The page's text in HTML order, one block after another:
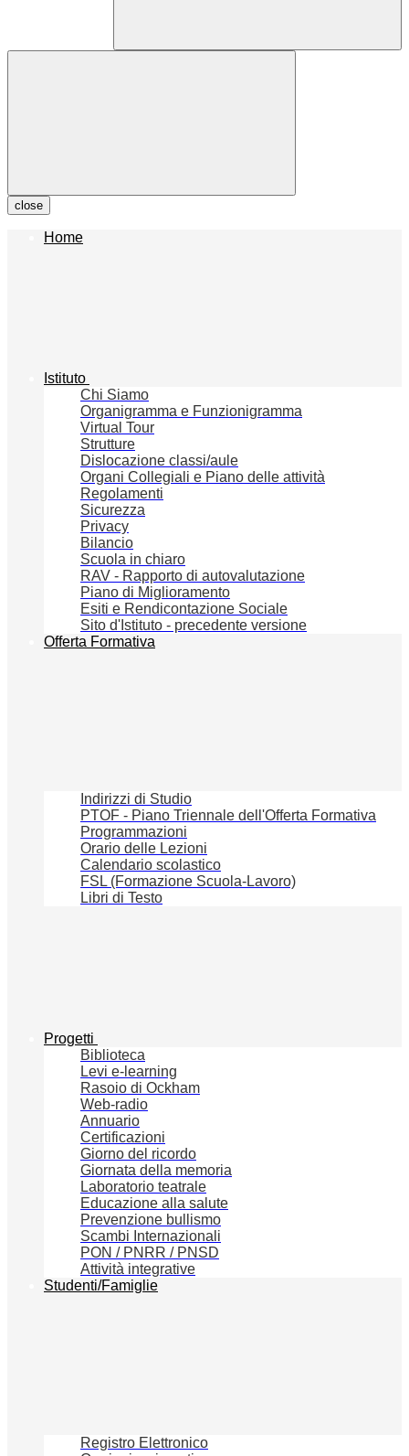
close
Home
Istituto
Chi Siamo
Organigramma e Funzionigramma
Virtual Tour
Strutture
Dislocazione classi/aule
Organi Collegiali e Piano delle attività
Regolamenti
Sicurezza
Privacy
Bilancio
Scuola in chiaro
RAV - Rapporto di autovalutazione
Piano di Miglioramento
Esiti e Rendicontazione Sociale
Sito d'Istituto - precedente versione
Offerta Formativa
Indirizzi di Studio
PTOF - Piano Triennale dell'Offerta Formativa
Programmazioni
Orario delle Lezioni
Calendario scolastico
FSL (Formazione Scuola-Lavoro)
Libri di Testo
Progetti
Biblioteca
Levi e-learning
Rasoio di Ockham
Web-radio
Annuario
Certificazioni
Giorno del ricordo
Giornata della memoria
Laboratorio teatrale
Educazione alla salute
Prevenzione bullismo
Scambi Internazionali
PON / PNRR / PNSD
Attività integrative
Studenti/Famiglie
Registro Elettronico